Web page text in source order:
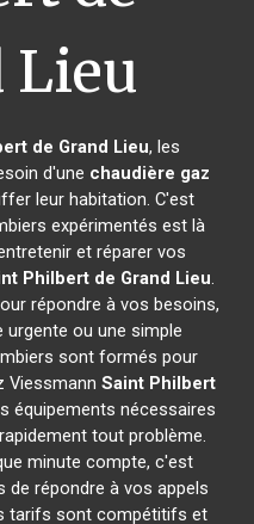
Lieu
de Grand Lieu, les
d'une chaudière gaz
leur habitation. C'est
expérimentés est là
et réparer vos
Philbert de Grand Lieu.
répondre à vos besoins,
urgente ou une simple
sont formés pour
Viessmann Saint Philbert
équipements nécessaires
tout problème.
minute compte, c'est
répondre à vos appels
tarifs sont compétitifs et